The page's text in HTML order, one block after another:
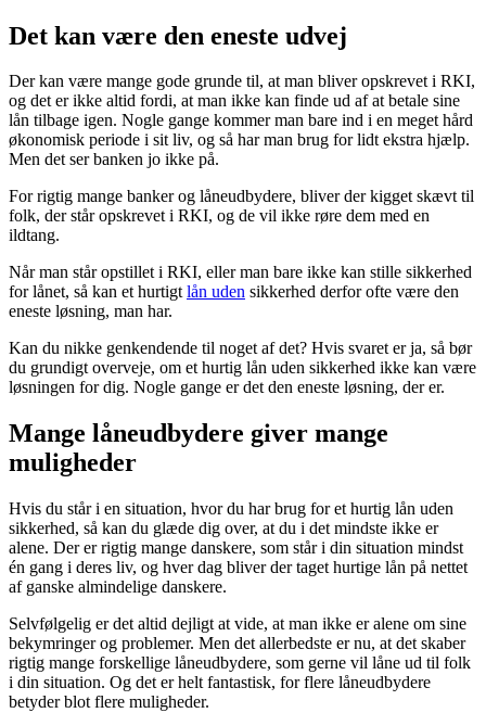
Det kan være den eneste udvej
Der kan være mange gode grunde til, at man bliver opskrevet i RKI,
og det er ikke altid fordi, at man ikke kan finde ud af at betale sine
lån tilbage igen. Nogle gange kommer man bare ind i en meget hård
økonomisk periode i sit liv, og så har man brug for lidt ekstra hjælp.
Men det ser banken jo ikke på.
For rigtig mange banker og låneudbydere, bliver der kigget skævt til
folk, der står opskrevet i RKI, og de vil ikke røre dem med en
ildtang.
Når man står opstillet i RKI, eller man bare ikke kan stille sikkerhed
for lånet, så kan et hurtigtlån uden sikkerhed derfor ofte være den
eneste løsning, man har.
Kan du nikke genkendende til noget af det? Hvis svaret er ja, så bør
du grundigt overveje, om et hurtig lån uden sikkerhed ikke kan være
løsningen for dig. Nogle gange er det den eneste løsning, der er.
Mange låneudbydere giver mange
muligheder
Hvis du står i en situation, hvor du har brug for et hurtig lån uden
sikkerhed, så kan du glæde dig over, at du i det mindste ikke er
alene. Der er rigtig mange danskere, som står i din situation mindst
én gang i deres liv, og hver dag bliver der taget hurtige lån på nettet
af ganske almindelige danskere.
Selvfølgelig er det altid dejligt at vide, at man ikke er alene om sine
bekymringer og problemer. Men det allerbedste er nu, at det skaber
rigtig mange forskellige låneudbydere, som gerne vil låne ud til folk
i din situation. Og det er helt fantastisk, for flere låneudbydere
betyder blot flere muligheder.